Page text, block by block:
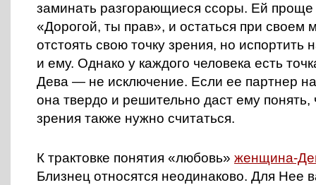
заминать разгорающиеся ссоры. Ей проще
«Дорогой, ты прав», и остаться при своем
отстоять свою точку зрения, но испортить
и ему. Однако у каждого человека есть
Дева — не исключение. Если ее партнер
она твердо и решительно даст ему понять,
зрения также нужно считаться.
К трактовке понятия «любовь» женщина-
Близнец относятся неодинаково. Для Нее